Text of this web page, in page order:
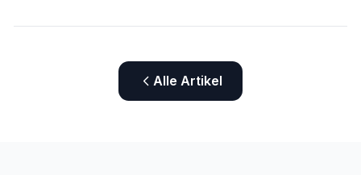
Alle Artikel